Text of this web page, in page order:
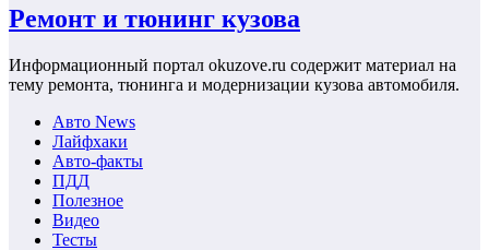
Ремонт и тюнинг кузова
Информационный портал okuzove.ru содержит материал на
тему ремонта, тюнинга и модернизации кузова автомобиля.
Авто News
Лайфхаки
Авто-факты
ПДД
Полезное
Видео
Тесты